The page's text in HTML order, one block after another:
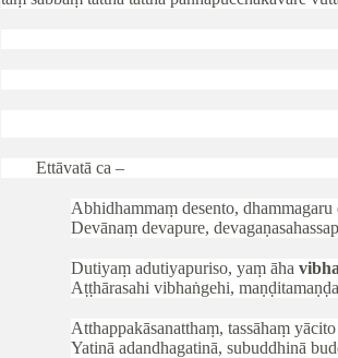
Ettāvatā ca –
Abhidhammaṃ desento,
Devānaṃ devapure,
Dutiyaṃ adutiyapuriso, yaṃ āha
Aṭṭhārasahi vibhaṅgehi,
Atthappakāsanatthaṃ, tassāhaṃ
Yatinā adandhagatinā, subuddhinā